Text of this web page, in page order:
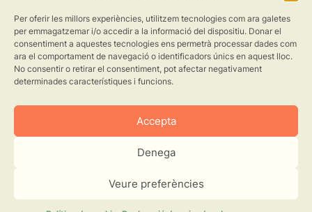
Per oferir les millors experiències, utilitzem tecnologies com ara galetes
per emmagatzemar i/o accedir a la informació del dispositiu. Donar el
consentiment a aquestes tecnologies ens permetrà processar dades com
ara el comportament de navegació o identificadors únics en aquest lloc.
No consentir o retirar el consentiment, pot afectar negativament
determinades característiques i funcions.
Accepta
Denega
Veure preferències
regenera@creaf.uab.cat
Pomona
Fruits